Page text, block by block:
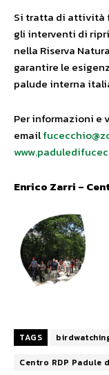
Si tratta di attività
gli interventi di
nella Riserva
garantire le
palude interna
Per informazioni e
email
Enrico Zarri –
TAGS
Centro RDP Padule